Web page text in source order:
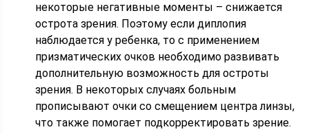
некоторые негативные моменты – снижается
острота зрения. Поэтому если диплопия
наблюдается у ребенка, то с применением
призматических очков необходимо развивать
дополнительную возможность для остроты
зрения. В некоторых случаях больным
прописывают очки со смещением центра линзы,
что также помогает подкорректировать зрение.